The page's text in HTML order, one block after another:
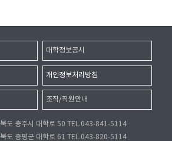
대학정보공시
개인정보처리방침
조직/직원안내
도 충주시 대학로 50 TEL.043-841-5114
도 증평군 대학로 61 TEL.043-820-5114